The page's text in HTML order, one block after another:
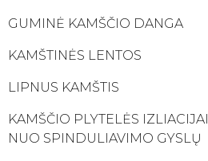
GUMINĖ KAMŠČIO DANGA
KAMŠTINĖS LENTOS
LIPNUS KAMŠTIS
KAMŠČIO PLYTELĖS IZLIACIJAI
NUO SPINDULIAVIMO GYSLŲ